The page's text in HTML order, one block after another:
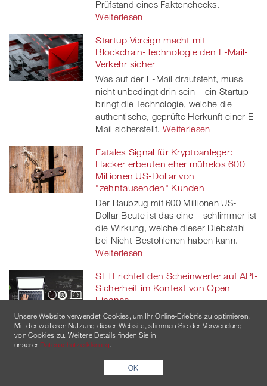
Prüfstand eines Faktenchecks.
Weiterlesen
Startup Vereign macht mit
Blockchain-Technologie den E-Mail-
Verkehr sicher
Was auf der E-Mail draufsteht, muss
nicht unbedingt drin sein – ein Startup
bringt die Technologie, welche die
authentische, geprüfte Herkunft einer E-
Mail sicherstellt. Weiterlesen
Fatales Signal für Kryptoanleger:
Hacker erbeuten eher mühelos 600
Millionen US-Dollar von
"zehntausenden" Kunden
Der Raubzug mit 600 Millionen US-
Dollar Beute ist das eine – schlimmer ist
die Wirkung, welche dieser Diebstahl
bei Nicht-Bestohlenen haben kann.
Weiterlesen
SFTI richtet den Scheinwerfer auf API-
Sicherheit im Kontext von Open
Finance
Der Branchenverband Swiss FinTech
Innovations hat über Open Finance
nachgedacht und legt ein White Paper
zur API-Sicherheit vor.
FinTech Raisin DS ist Opfer eines
Unsere Website verwendet Cookies, um Ihr Online-Erlebnis zu optimieren.
Mit der weiteren Nutzung dieser Website, stimmen Sie der Verwendung
von Cookies zu. Weitere Details finden Sie in
unserer Datenschutzerklärung.
OK